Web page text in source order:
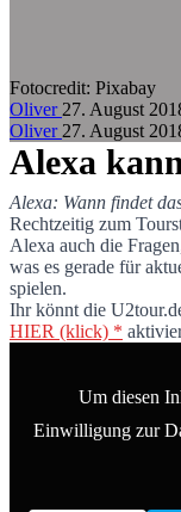
Fotocredit: Pixabay
Oliver 27. August
Oliver 27. August
Alexa
Alexa kann
Alexa: Wann findet
Rechtzeitig zum
Alexa auch die
was es gerade für
spielen.
Ihr könnt die
HIER (klick) *
Um diesen
Einwilligung zur